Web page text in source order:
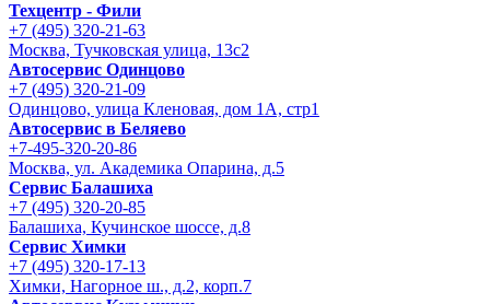
Техцентр - Фили
+7 (495) 320-21-63
Москва, Тучковская улица, 13с2
Автосервис Одинцово
+7 (495) 320-21-09
Одинцово, улица Кленовая, дом 1А, стр1
Автосервис в Беляево
+7-495-320-20-86
Москва, ул. Академика Опарина, д.5
Сервис Балашиха
+7 (495) 320-20-85
Балашиха, Кучинское шоссе, д.8
Сервис Химки
+7 (495) 320-17-13
Химки, Нагорное ш., д.2, корп.7